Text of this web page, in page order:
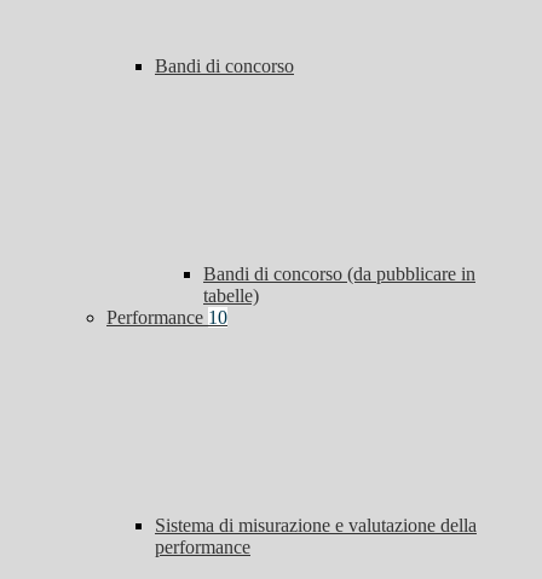
Bandi di concorso
Bandi di concorso (da pubblicare in
tabelle)
Performance 10
Sistema di misurazione e valutazione della
performance